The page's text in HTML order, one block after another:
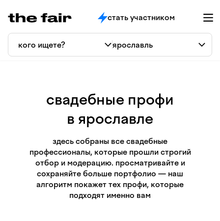
стать участником
свадебные профи
в ярославле
здесь собраны все свадебные
профессионалы, которые прошли строгий
отбор и модерацию. просматривайте и
сохраняйте больше портфолио — наш
алгоритм покажет тех профи, которые
подходят именно вам